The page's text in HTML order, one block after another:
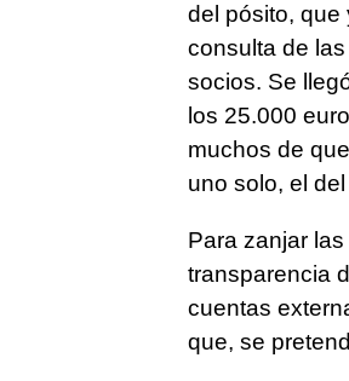
del pósito, que
consulta de
socios. Se
los 25.000
muchos de
uno solo, el
Para zanjar
transparencia
cuentas
que, se